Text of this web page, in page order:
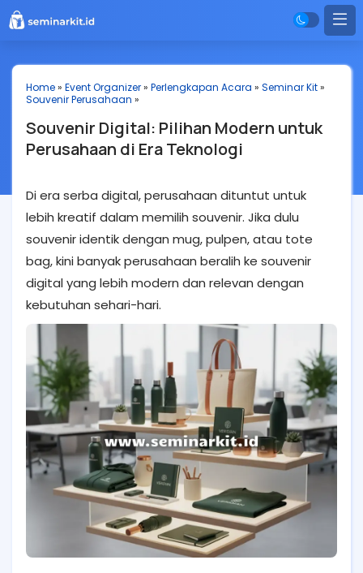
Home» Event Organizer» Perlengkapan Acara » Seminar Kit»
Souvenir Perusahaan »
Souvenir Digital: Pilihan Modern untuk
Perusahaan di Era Teknologi
Di era serba digital, perusahaan dituntut untuk
lebih kreatif dalam memilih souvenir. Jika dulu
souvenir identik dengan mug, pulpen, atau tote
bag, kini banyak perusahaan beralih ke souvenir
digital yang lebih modern dan relevan dengan
kebutuhan sehari-hari.